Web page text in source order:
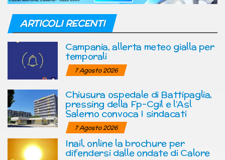
ARTICOLI RECENTI
Campania, allerta meteo gialla per
temporali
7 Agosto 2026
Chiusura ospedale di Battipaglia,
pressing della Fp-Cgil e l’Asl
Salerno convoca I sindacati
7 Agosto 2026
Inail, online la brochure per
difendersi dalle ondate di Calore